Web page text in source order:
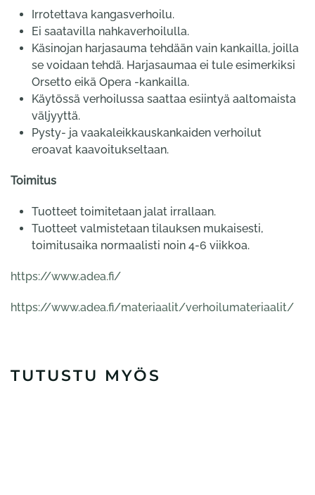
Irrotettava kangasverhoilu.
Ei saatavilla nahkaverhoilulla.
Käsinojan harjasauma tehdään vain kankailla, joilla
se voidaan tehdä. Harjasaumaa ei tule esimerkiksi
Orsetto eikä Opera -kankailla.
Käytössä verhoilussa saattaa esiintyä aaltomaista
väljyyttä.
Pysty- ja vaakaleikkauskankaiden verhoilut
eroavat kaavoitukseltaan.
Toimitus
Tuotteet toimitetaan jalat irrallaan.
Tuotteet valmistetaan tilauksen mukaisesti,
toimitusaika normaalisti noin 4-6 viikkoa.
https://www.adea.fi/
https://www.adea.fi/materiaalit/verhoilumateriaalit/
TUTUSTU MYÖS